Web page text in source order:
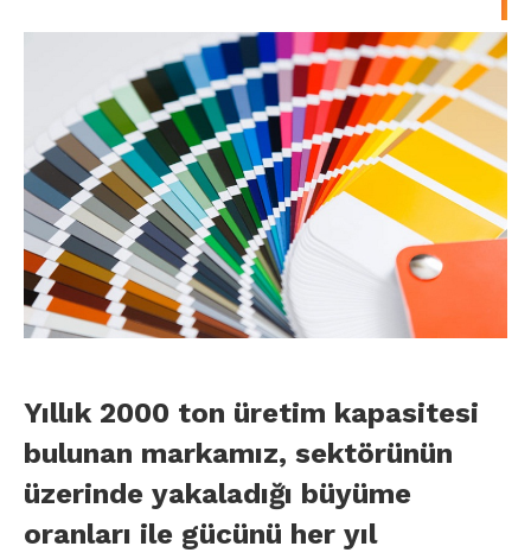
Yıllık 2000 ton üretim kapasitesi
bulunan markamız, sektörünün
üzerinde yakaladığı büyüme
oranları ile gücünü her yıl